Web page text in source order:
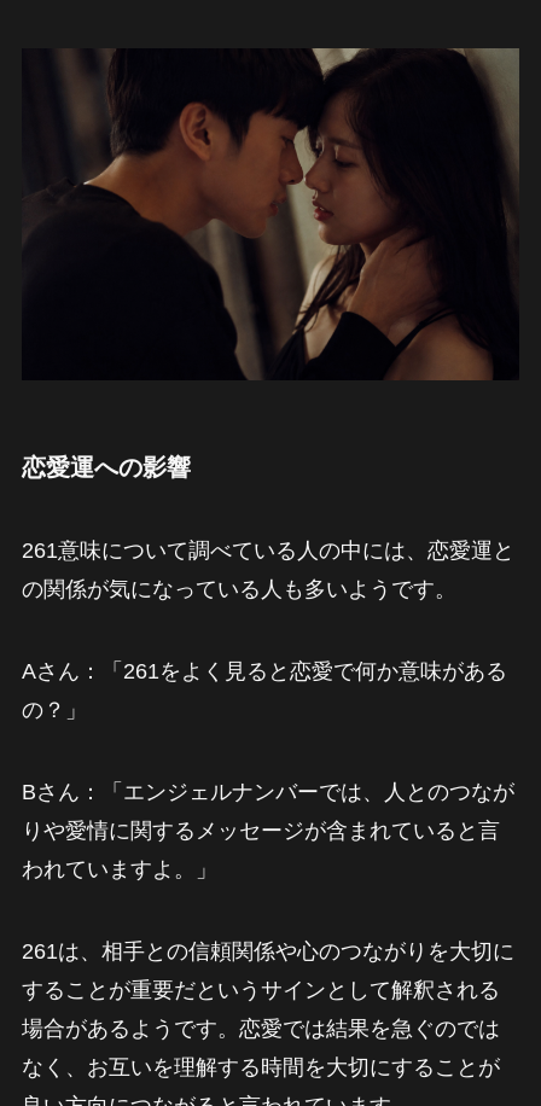
恋愛運への影響
261意味について調べている人の中には、恋愛運と
の関係が気になっている人も多いようです。
Aさん：「261をよく見ると恋愛で何か意味がある
の？」
Bさん：「エンジェルナンバーでは、人とのつなが
りや愛情に関するメッセージが含まれていると言
われていますよ。」
261は、相手との信頼関係や心のつながりを大切に
することが重要だというサインとして解釈される
場合があるようです。恋愛では結果を急ぐのでは
なく、お互いを理解する時間を大切にすることが